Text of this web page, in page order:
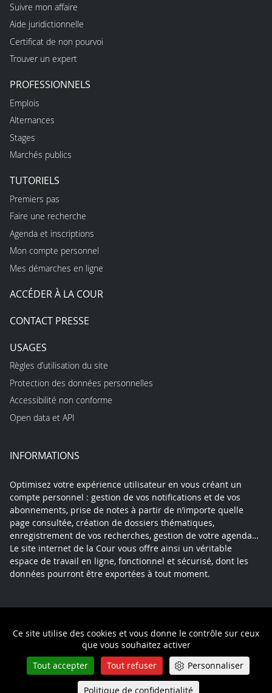
Ce site utilise des cookies et vous donne le contrôle sur ceux
que vous souhaitez activer
Tout accepter
Tout refuser Personnaliser
Politique de confidentialité
Suivre mon affaire
Aide juridictionnelle
Certificat de non pourvoi
Trouver un expert
PROFESSIONNELS
Emplois
Alternances
Stages
Marchés publics
TUTORIELS
Premiers pas
Faire une recherche
Agenda et inscriptions
Mon compte personnel
Mes démarches en ligne
ACCÉDER À LA COUR
CONTACT PRESSE
USAGES
Règles d’utilisation du site
Protection des données personnelles
Accessibilité non conforme
Open data et API
INFORMATIONS
Optimisez votre expérience utilisateur en vous créant un
compte personnel : gestion de vos notifications et de vos
abonnements, prise de notes à partir de n’importe quelle
page consultée, création de dossiers thématiques,
enregistrement de vos recherches, gestion de votre agenda…
Le site internet de la Cour vous offre ainsi un véritable
espace de travail en ligne, fonctionnel et sécurisé, dont les
données pourront être exportées à tout moment.
Politique de confidentialité
Queue-Fair